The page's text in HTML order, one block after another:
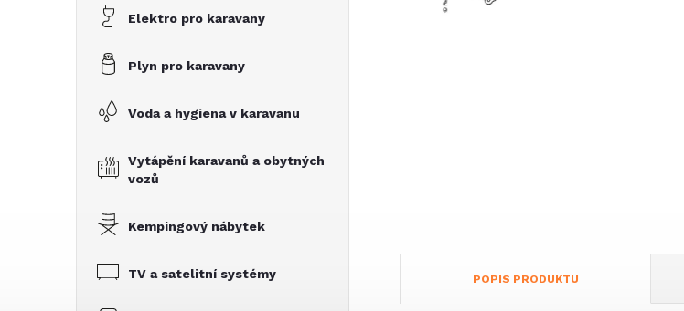
Elektro pro karavany
Plyn pro karavany
Voda a hygiena v karavanu
Vytápění karavanů a obytných
vozů
Kempingový nábytek
TV a satelitní systémy POPIS PRODUKTU